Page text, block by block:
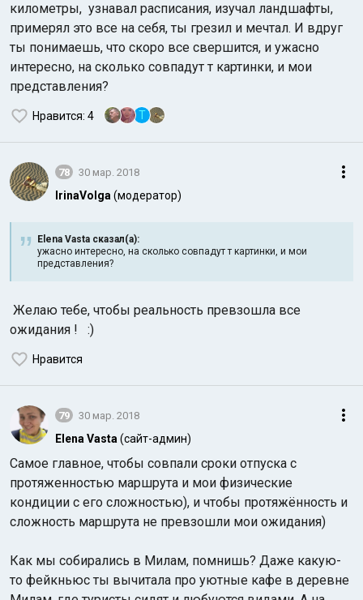
километры, узнавал расписания, изучал ландшафты,
примерял это все на себя, ты грезил и мечтал. И вдруг
ты понимаешь, что скоро все свершится, и ужасно
интересно, на сколько совпадут т картинки, и мои
представления?
Нравится: 4 T
78 30 мар. 2018
IrinaVolga (модератор)
Elena Vasta сказал(а):
ужасно интересно, на сколько совпадут т картинки, и мои
представления?
Желаю тебе, чтобы реальность превзошла все
ожидания ! :)
Нравится
79 30 мар. 2018
Elena Vasta (сайт-админ)
Самое главное, чтобы совпали сроки отпуска с
протяженностью маршрута и мои физические
кондиции с его сложностью), и чтобы протяжённость и
сложность маршрута не превзошли мои ожидания)
Как мы собирались в Милам, помнишь? Даже какую-
то фейкньюс ты вычитала про уютные кафе в деревне